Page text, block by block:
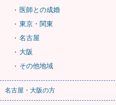
医師との成婚
東京・関東
名古屋
大阪
その他地域
名古屋・大阪の方